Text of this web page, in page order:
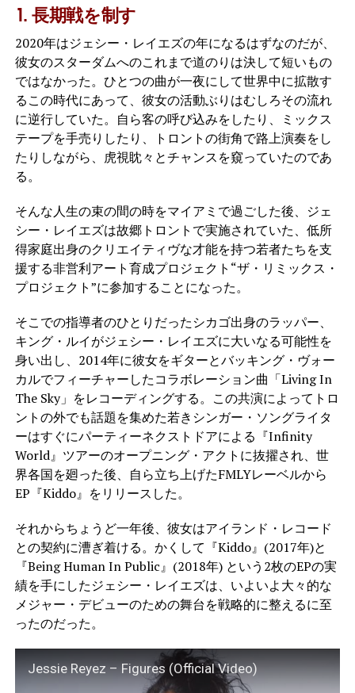
1. 長期戦を制す
2020年はジェシー・レイエズの年になるはずなのだが、
彼女のスターダムへのこれまで道のりは決して短いもの
ではなかった。ひとつの曲が一夜にして世界中に拡散す
るこの時代にあって、彼女の活動ぶりはむしろその流れ
に逆行していた。自ら客の呼び込みをしたり、ミックス
テープを手売りしたり、トロントの街角で路上演奏をし
たりしながら、虎視眈々とチャンスを窺っていたのであ
る。
そんな人生の束の間の時をマイアミで過ごした後、ジェ
シー・レイエズは故郷トロントで実施されていた、低所
得家庭出身のクリエイティヴな才能を持つ若者たちを支
援する非営利アート育成プロジェクト“ザ・リミックス・
プロジェクト”に参加することになった。
そこでの指導者のひとりだったシカゴ出身のラッパー、
キング・ルイがジェシー・レイエズに大いなる可能性を
身い出し、2014年に彼女をギターとバッキング・ヴォー
カルでフィーチャーしたコラボレーション曲「Living In
The Sky」をレコーディングする。この共演によってトロ
ントの外でも話題を集めた若きシンガー・ソングライタ
ーはすぐにパーティーネクストドアによる『Infinity
World』ツアーのオープニング・アクトに抜擢され、世
界各国を廻った後、自ら立ち上げたFMLYレーベルから
EP『Kiddo』をリリースした。
それからちょうど一年後、彼女はアイランド・レコード
との契約に漕ぎ着ける。かくして『Kiddo』(2017年)と
『Being Human In Public』(2018年) という2枚のEPの実
績を手にしたジェシー・レイエズは、いよいよ大々的な
メジャー・デビューのための舞台を戦略的に整えるに至
ったのだった。
Jessie Reyez – Figures (Official Video)